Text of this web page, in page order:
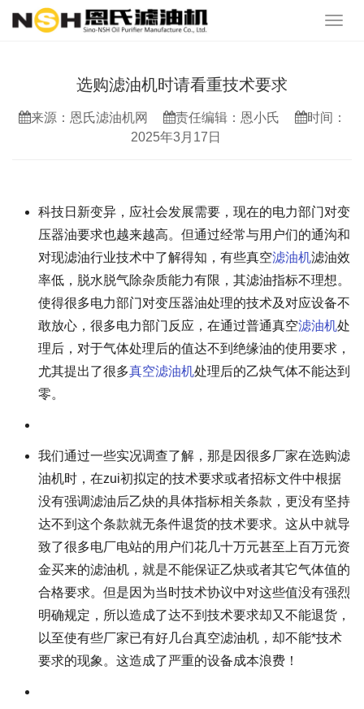
选购滤油机时请看重技术要求
来源：恩氏滤油机网 责任编辑：恩小氏
时间：
2025年3月17日
科技日新变异，应社会发展需要，现在的电力部门对变
压器油要求也越来越高。但通过经常与用户们的通沟和
对现滤油行业技术中了解得知，有些真空滤油机滤油效
率低，脱水脱气除杂质能力有限，其滤油指标不理想。
使得很多电力部门对变压器油处理的技术及对应设备不
敢放心，很多电力部门反应，在通过普通真空滤油机处
理后，对于气体处理后的值达不到绝缘油的使用要求，
尤其提出了很多真空滤油机处理后的乙炔气体不能达到
零。
我们通过一些实况调查了解，那是因很多厂家在选购滤
油机时，在zui初拟定的技术要求或者招标文件中根据
没有强调滤油后乙炔的具体指标相关条款，更没有坚持
达不到这个条款就无条件退货的技术要求。这从中就导
致了很多电厂电站的用户们花几十万元甚至上百万元资
金买来的滤油机，就是不能保证乙炔或者其它气体值的
合格要求。但是因为当时技术协议中对这些值没有强烈
明确规定，所以造成了达不到技术要求却又不能退货，
以至使有些厂家已有好几台真空滤油机，却不能*技术
要求的现象。这造成了严重的设备成本浪费！